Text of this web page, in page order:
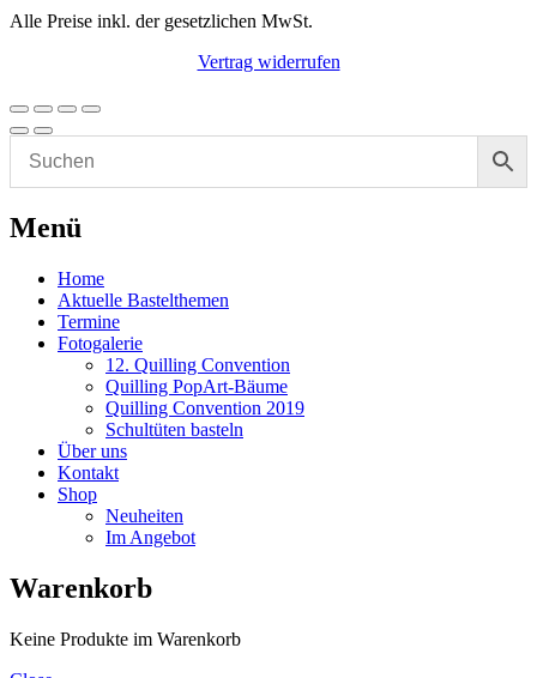
Alle Preise inkl. der gesetzlichen MwSt.
Vertrag widerrufen
Menü
Home
Aktuelle Bastelthemen
Termine
Fotogalerie
12. Quilling Convention
Quilling PopArt-Bäume
Quilling Convention 2019
Schultüten basteln
Über uns
Kontakt
Shop
Neuheiten
Im Angebot
Warenkorb
Keine Produkte im Warenkorb